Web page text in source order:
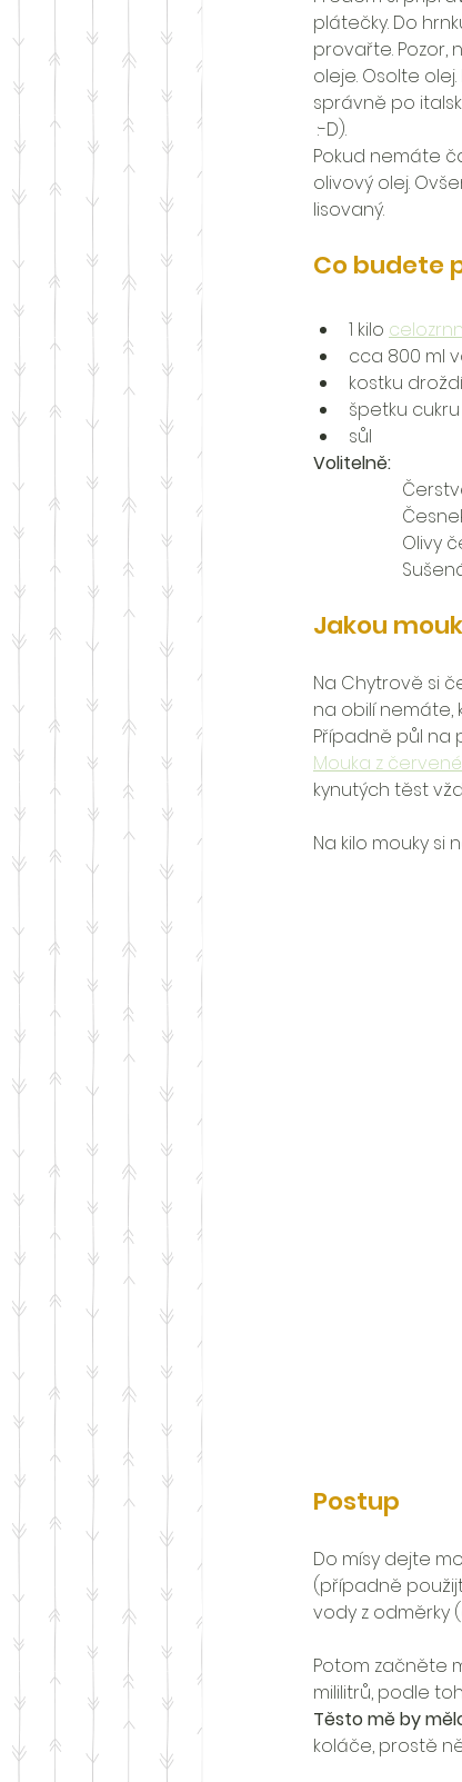
plátečky. Do
provařte. Pozor,
oleje. Osolte
správně po
:-D).
Pokud nemáte
olivový olej.
lisovaný.
Co budete
1 kilo
cca 800 ml
kostku
špetku cukru
sůl
Volitelně:
Olivy
Jakou
Na Chytrově si
na obilí nemáte,
Případně půl na
Mouka z
kynutých těst
Na kilo mouky si
Postup
Do mísy dejte
(případně
vody z odměrky
Potom začněte
mililitrů, podle
Těsto mě by
koláče, prostě